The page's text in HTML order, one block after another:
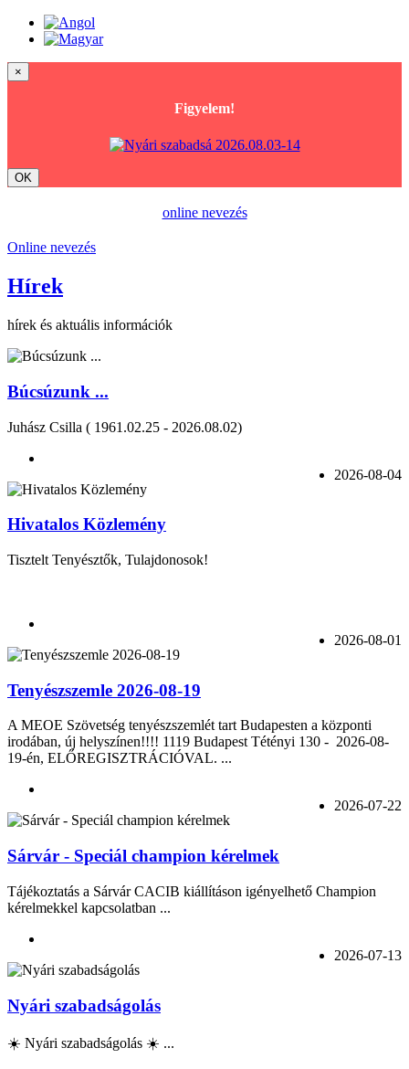
×
Figyelem!
OK
online nevezés
Online nevezés
Hírek
hírek és aktuális információk
Búcsúzunk ...
Juhász Csilla ( 1961.02.25 - 2026.08.02)
2026-08-04
Hivatalos Közlemény
Tisztelt Tenyésztők, Tulajdonosok!
2026-08-01
Tenyészszemle 2026-08-19
A MEOE Szövetség tenyészszemlét tart Budapesten a központi
irodában, új helyszínen!!!! 1119 Budapest Tétényi 130 - 2026-08-
19-én, ELŐREGISZTRÁCIÓVAL. ...
2026-07-22
Sárvár - Speciál champion kérelmek
Tájékoztatás a Sárvár CACIB kiállításon igényelhető Champion
kérelmekkel kapcsolatban ...
2026-07-13
Nyári szabadságolás
☀️ Nyári szabadságolás ☀️ ...